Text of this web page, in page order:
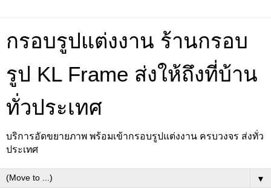
กรอบรูปแต่งงาน ร้านกรอบ
รูป KL Frame ส่งให้ถึงที่บ้าน
ทั่วประเทศ
บริการอัดขยายภาพ พร้อมเข้ากรอบรูปแต่งงาน ครบวงจร ส่งทั่ว
ประเทศ
▼